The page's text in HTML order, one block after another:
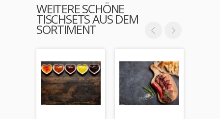
WEITERE SCHÖNE
TISCHSETS AUS DEM
SORTIMENT